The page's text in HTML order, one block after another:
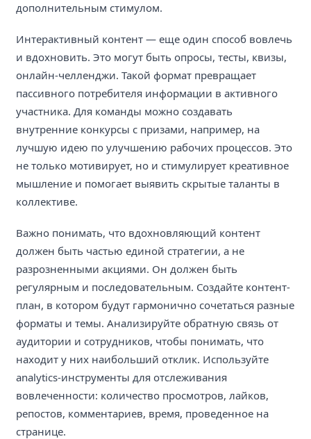
дополнительным стимулом.
Интерактивный контент — еще один способ вовлечь
и вдохновить. Это могут быть опросы, тесты, квизы,
онлайн-челленджи. Такой формат превращает
пассивного потребителя информации в активного
участника. Для команды можно создавать
внутренние конкурсы с призами, например, на
лучшую идею по улучшению рабочих процессов. Это
не только мотивирует, но и стимулирует креативное
мышление и помогает выявить скрытые таланты в
коллективе.
Важно понимать, что вдохновляющий контент
должен быть частью единой стратегии, а не
разрозненными акциями. Он должен быть
регулярным и последовательным. Создайте контент-
план, в котором будут гармонично сочетаться разные
форматы и темы. Анализируйте обратную связь от
аудитории и сотрудников, чтобы понимать, что
находит у них наибольший отклик. Используйте
analytics-инструменты для отслеживания
вовлеченности: количество просмотров, лайков,
репостов, комментариев, время, проведенное на
странице.